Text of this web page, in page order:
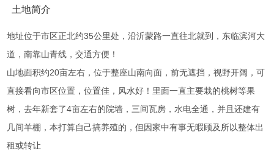
土地简介
地址位于市区正北约35公里处，沿沂蒙路一直往北就到，东临滨河大
道，南靠山青线，交通方便！
山地面积约20亩左右，位于整座山南向面，前无遮挡，视野开阔，可
直接看向市区位置，位置佳，风水好！里面一直主要栽的桃树等果
树，去年新套了4亩左右的院墙，三间瓦房，水电全通，并且还建有
几间羊棚，本打算自己搞养殖的，但因家中有事无暇顾及所以整体出
租或转让